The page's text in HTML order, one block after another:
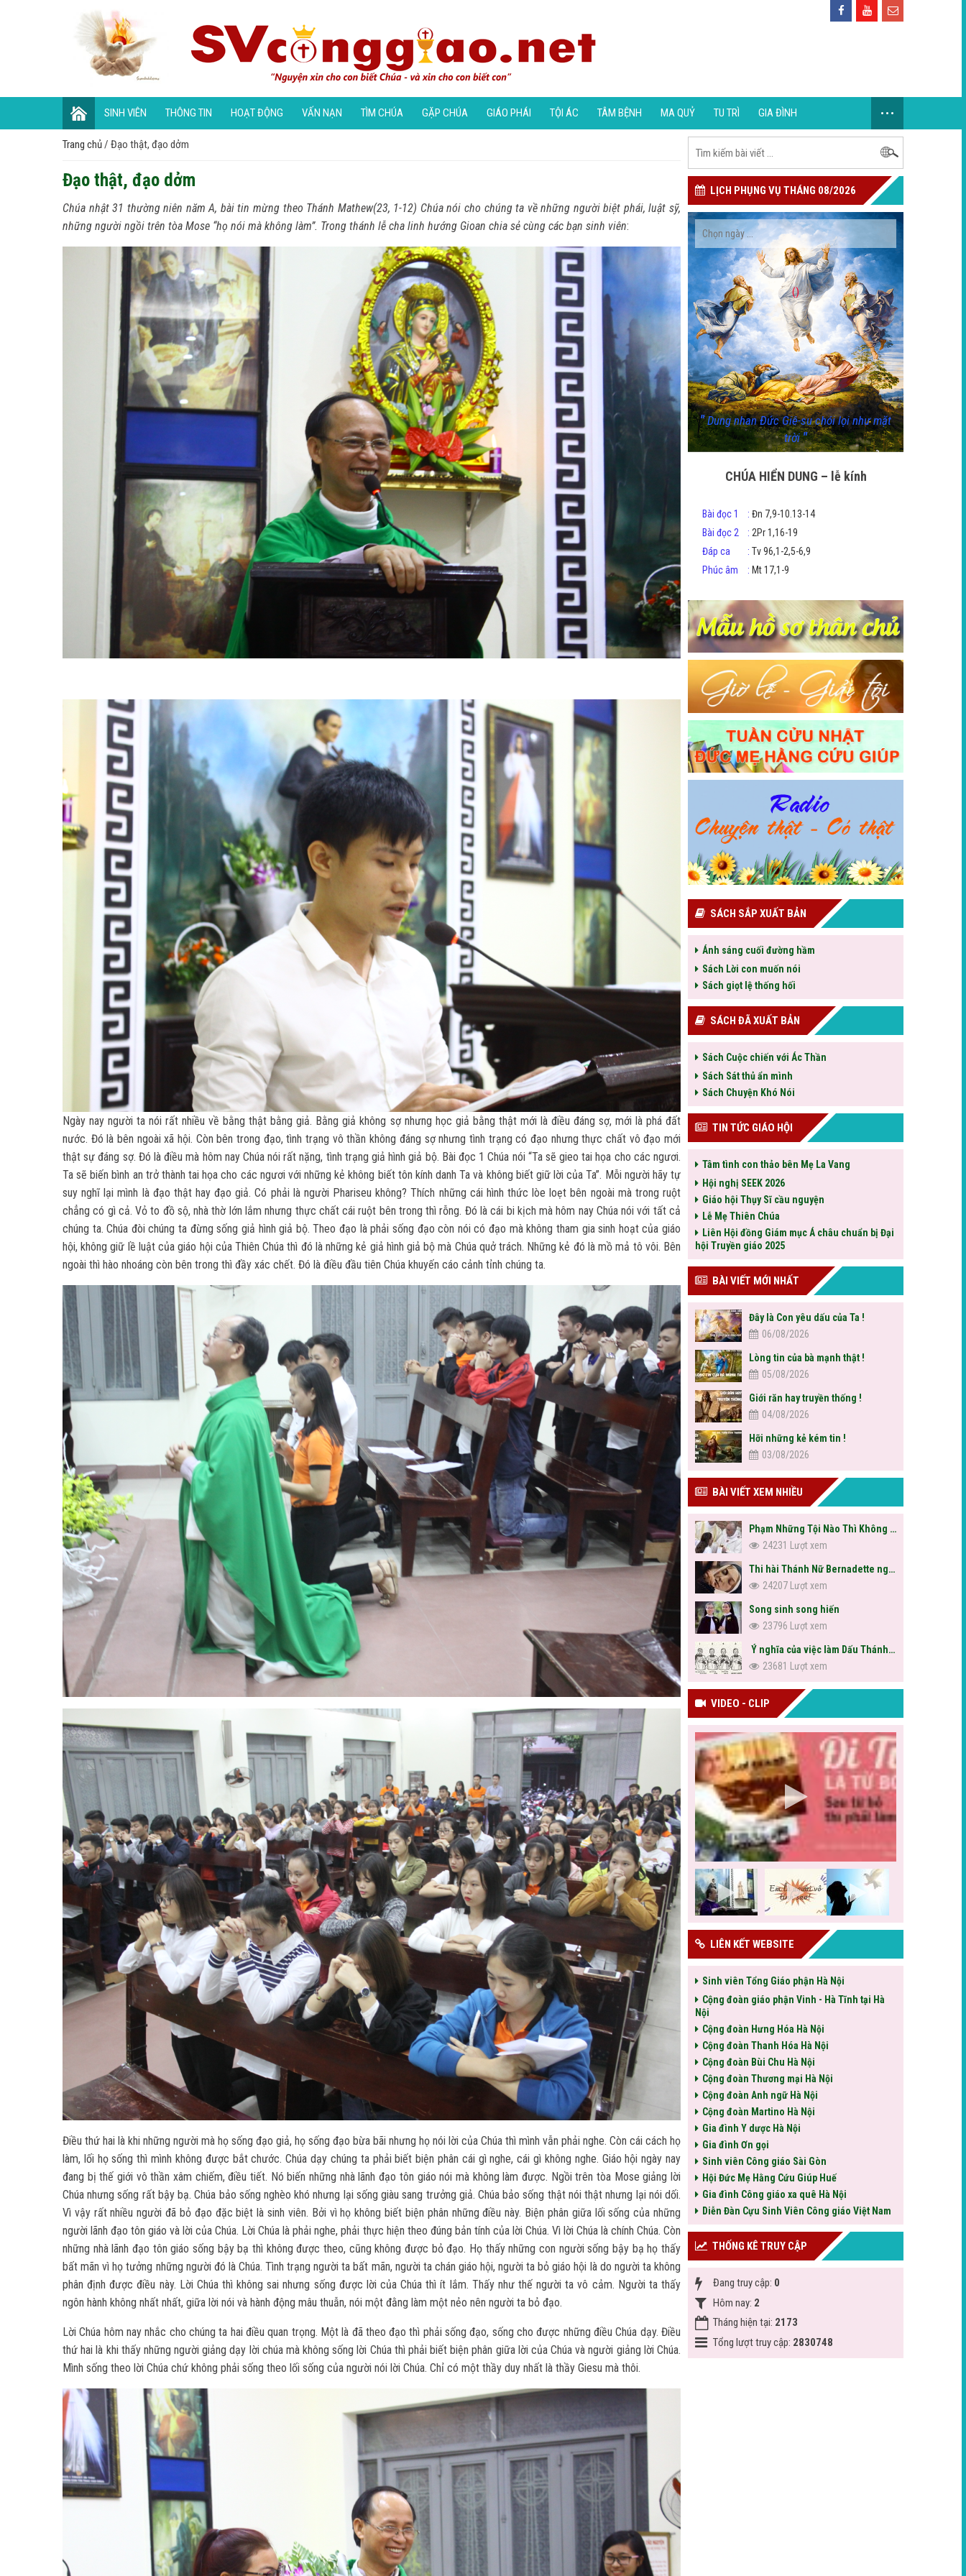
SINH VIÊN THÔNG TIN HOẠT ĐỘNG VẤN NẠN TÌM CHÚA GẶP CHÚA GIÁO PHÁI TỘI ÁC TÂM BỆNH MA QUỶ TU TRÌ GIA ĐÌNH ...
Trang chủ/ Đạo thật, đạo dởm
Đạo thật, đạo dởm
Chúa nhật 31 thường niên năm A, bài tin mừng theo Thánh Mathew(23, 1-12) Chúa nói cho chúng ta về những người biệt phái, luật sỹ,
những người ngồi trên tòa Mose “họ nói mà không làm”. Trong thánh lễ cha linh hướng Gioan chia sẻ cùng các bạn sinh viên:
Ngày nay người ta nói rất nhiều về bằng thật bằng giả. Bằng giả không sợ nhưng học giả bằng thật mới là điều đáng sợ, mới là phá đất
nước. Đó là bên ngoài xã hội. Còn bên trong đạo, tình trạng vô thần không đáng sợ nhưng tình trạng có đạo nhưng thực chất vô đạo mới
thật sự đáng sợ. Đó là điều mà hôm nay Chúa nói rất nặng, tình trạng giả hình giả bộ. Bài đọc 1 Chúa nói “Ta sẽ gieo tai họa cho các ngươi.
Ta sẽ biến bình an trở thành tai họa cho các ngươi với những kẻ không biết tôn kính danh Ta và không biết giữ lời của Ta”. Mỗi người hãy tự
suy nghĩ lại mình là đạo thật hay đạo giả. Có phải là người Phariseu không? Thích những cái hình thức lòe loẹt bên ngoài mà trong ruột
chẳng có gì cả. Vỏ to đồ sộ, nhà thờ lớn lắm nhưng thực chất cái ruột bên trong thì rỗng. Đó là cái bi kịch mà hôm nay Chúa nói với tất cả
chúng ta. Chúa đòi chúng ta đừng sống giả hình giả bộ. Theo đạo là phải sống đạo còn nói có đạo mà không tham gia sinh hoạt của giáo
hội, không giữ lề luật của giáo hội của Thiên Chúa thì đó là những kẻ giả hình giả bộ mà Chúa quở trách. Những kẻ đó là mồ mả tô vôi. Bên
ngoài thì hào nhoáng còn bên trong thì đầy xác chết. Đó là điều đầu tiên Chúa khuyến cáo cảnh tỉnh chúng ta.
Điều thứ hai là khi những người mà họ sống đạo giả, họ sống đạo bừa bãi nhưng họ nói lời của Chúa thì mình vẫn phải nghe. Còn cái cách họ
làm, lối họ sống thì mình không được bắt chước. Chúa dạy chúng ta phải biết biện phân cái gì nghe, cái gì không nghe. Giáo hội ngày nay
đang bị thế giới vô thần xâm chiếm, điều tiết. Nó biến những nhà lãnh đạo tôn giáo nói mà không làm được. Ngồi trên tòa Mose giảng lời
Chúa nhưng sống rất bậy bạ. Chúa bảo sống nghèo khó nhưng lại sống giàu sang trưởng giả. Chúa bảo sống thật nói thật nhưng lại nói dối.
Vì vậy rất nhiều người đã bỏ đạo đặc biệt là sinh viên. Bởi vì họ không biết biện phân những điều này. Biện phân giữa lối sống của những
người lãnh đạo tôn giáo và lời của Chúa. Lời Chúa là phải nghe, phải thực hiện theo đúng bản tính của lời Chúa. Vì lời Chúa là chính Chúa. Còn
những nhà lãnh đạo tôn giáo sống bậy bạ thì không được theo, cũng không được bỏ đạo. Họ thấy những con người sống bậy bạ họ thấy
bất mãn vì họ tưởng những người đó là Chúa. Tình trạng người ta bất mãn, người ta chán giáo hội, người ta bỏ giáo hội là do người ta không
phân định được điều này. Lời Chúa thì không sai nhưng sống được lời của Chúa thì ít lắm. Thấy như thế người ta vô cảm. Người ta thấy
ngôn hành không nhất nhất, giữa lời nói và hành động mâu thuẫn, nói một đằng làm một nẻo nên người ta bỏ đạo.
Lời Chúa hôm nay nhắc cho chúng ta hai điều quan trọng. Một là đã theo đạo thì phải sống đạo, sống cho được những điều Chúa dạy. Điều
thứ hai là khi thấy những người giảng dạy lời chúa mà không sống lời Chúa thì phải biết biện phân giữa lời của Chúa và người giảng lời Chúa.
Mình sống theo lời Chúa chứ không phải sống theo lối sống của người nói lời Chúa. Chỉ có một thầy duy nhất là thầy Giesu mà thôi.
LỊCH PHỤNG VỤ THÁNG 08/2026
()
"Dung nhan Đức Giê-su chói lọi như mặt
trời"
CHÚA HIỂN DUNG – lễ kính
Bài đọc 1 : Đn 7,9-10.13-14
Bài đọc 2
: 2Pr 1,16-19
Đáp ca
: Tv 96,1-2,5-6,9
Phúc âm
: Mt 17,1-9
SÁCH SẮP XUẤT BẢN
Ánh sáng cuối đường hầm
Sách Lời con muốn nói
Sách giọt lệ thống hối
SÁCH ĐÃ XUẤT BẢN
Sách Cuộc chiến với Ác Thần
Sách Sát thủ ẩn mình
Sách Chuyện Khó Nói
TIN TỨC GIÁO HỘI
Tâm tình con thảo bên Mẹ La Vang
Hội nghị SEEK 2026
Giáo hội Thụy Sĩ cầu nguyện
Lễ Mẹ Thiên Chúa
Liên Hội đồng Giám mục Á châu chuẩn bị Đại
hội Truyền giáo 2025
BÀI VIẾT MỚI NHẤT
Đây là Con yêu dấu của Ta !
06/08/2026
Lòng tin của bà mạnh thật !
05/08/2026
Giới răn hay truyền thống !
04/08/2026
Hỡi những kẻ kém tin !
03/08/2026
BÀI VIẾT XEM NHIỀU
Phạm Những Tội Nào Thì Không Được Rước Lễ?
24231 Lượt xem
Thi hài Thánh Nữ Bernadette nguyên vẹn sau hơn trăm năm
24207 Lượt xem
Song sinh song hiến
23796 Lượt xem
Ý nghĩa của việc làm Dấu Thánh Giá
23681 Lượt xem
VIDEO - CLIP
LIÊN KẾT WEBSITE
Sinh viên Tổng Giáo phận Hà Nội
Cộng đoàn giáo phận Vinh - Hà Tĩnh tại Hà
Nội
Cộng đoàn Hưng Hóa Hà Nội
Cộng đoàn Thanh Hóa Hà Nội
Cộng đoàn Bùi Chu Hà Nội
Cộng đoàn Thương mại Hà Nội
Cộng đoàn Anh ngữ Hà Nội
Cộng đoàn Martino Hà Nội
Gia đình Y dược Hà Nội
Gia đình Ơn gọi
Sinh viên Công giáo Sài Gòn
Hội Đức Mẹ Hằng Cứu Giúp Huế
Gia đình Công giáo xa quê Hà Nội
Diễn Đàn Cựu Sinh Viên Công giáo Việt Nam
THỐNG KÊ TRUY CẬP
Đang truy cập: 0
Hôm nay: 2
Tháng hiện tại: 2173
Tổng lượt truy cập: 2830748